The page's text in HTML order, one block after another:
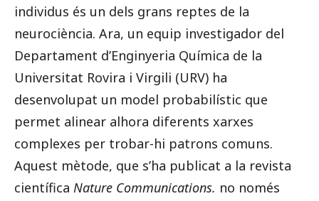
individus és un dels grans reptes de la
neurociència. Ara, un equip investigador del
Departament d’Enginyeria Química de la
Universitat Rovira i Virgili (URV) ha
desenvolupat un model probabilístic que
permet alinear alhora diferents xarxes
complexes per trobar-hi patrons comuns.
Aquest mètode, que s’ha publicat a la revista
científica Nature Communications. no només